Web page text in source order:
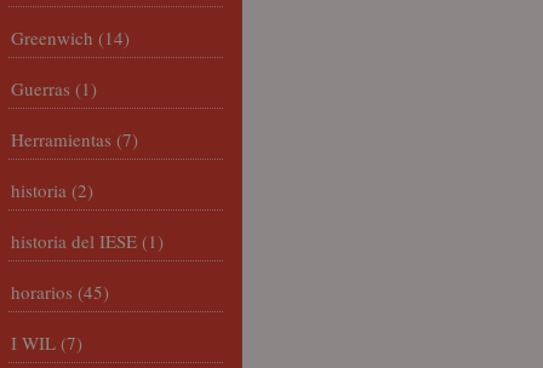
Greenwich (14)
Guerras (1)
Herramientas (7)
historia (2)
historia del IESE (1)
horarios (45)
I WIL (7)